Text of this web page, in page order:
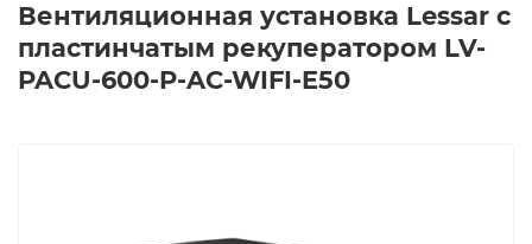
Вентиляционная установка Lessar с
пластинчатым рекуператором LV-
PACU-600-P-AC-WIFI-E50